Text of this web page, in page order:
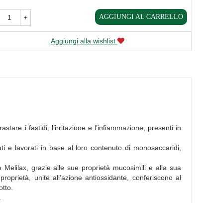
+ AGGIUNGI AL CARRELLO
Aggiungi alla wishlist
i fastidi, l’irritazione e l’infiammazione, presenti in
e lavorati in base al loro contenuto di monosaccaridi,
grazie alle sue proprietà mucosimili e alla sua
unite all’azione antiossidante, conferiscono al